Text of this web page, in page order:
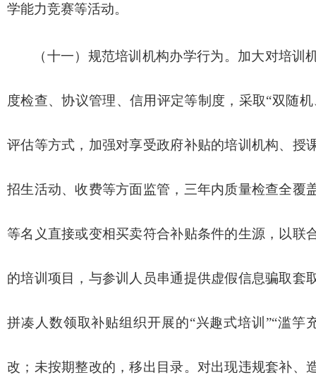
学能力竞赛等活动。
（十一）规范培训机构办学行为。加大对培
度检查、协议管理、信用评定等制度，采取“双随
评估等方式，加强对享受政府补贴的培训机构、授
招生活动、收费等方面监管，三年内质量检查全覆
等名义直接或变相买卖符合补贴条件的生源，以联
的培训项目，与参训人员串通提供虚假信息骗取套
拼凑人数领取补贴组织开展的“兴趣式培训”“滥竽
改；未按期整改的，移出目录。对出现违规套补、